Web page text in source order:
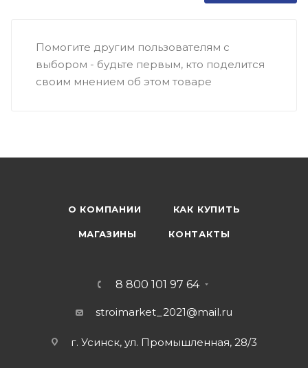
Помогите другим пользователям с
выбором - будьте первым, кто поделится
своим мнением об этом товаре
О КОМПАНИИ КАК КУПИТЬ
МАГАЗИНЫ КОНТАКТЫ
8 800 101 97 64
stroimarket_2021@mail.ru
г. Усинск, ул. Промышленная, 28/3